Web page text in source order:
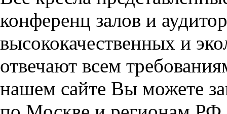
конференц залов и
высококачественных и
отвечают всем
нашем сайте Вы можете